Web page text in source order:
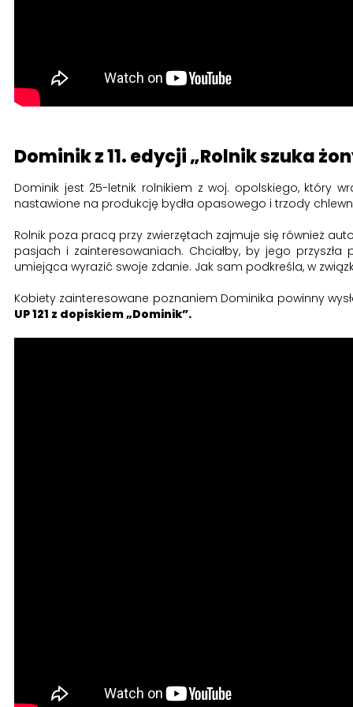
Dominik z 11. edycji „Rolnik szuka
Dominik jest 25-letnik rolnikiem z woj. opolskiego, który
nastawione na produkcję bydła opasowego i trzody
Rolnik poza pracą przy zwierzętach zajmuje się również
pasjach i zainteresowaniach. Chciałby, by jego
umiejąca wyrazić swoje zdanie. Jak sam podkreśla, w
Kobiety zainteresowane poznaniem Dominika powinny
UP 121 z dopiskiem „Dominik”.